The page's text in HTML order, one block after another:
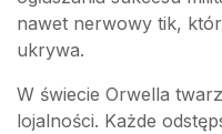
nawet nerwowy tik,
ukrywa.
W świecie Orwella
lojalności. Każde